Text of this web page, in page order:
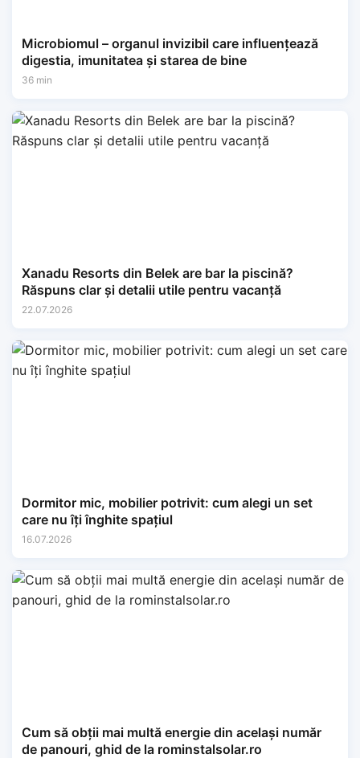
Microbiomul – organul invizibil care influențează
digestia, imunitatea și starea de bine
36 min
Xanadu Resorts din Belek are bar la piscină?
Răspuns clar și detalii utile pentru vacanță
22.07.2026
Dormitor mic, mobilier potrivit: cum alegi un set
care nu îți înghite spațiul
16.07.2026
Cum să obții mai multă energie din același număr
de panouri, ghid de la rominstalsolar.ro